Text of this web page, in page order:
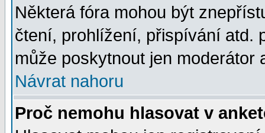
Některá fóra mohou být
čtení, prohlížení, přispívání atd.
může poskytnout jen moderátor
Návrat nahoru
Proč nemohu hlasovat v